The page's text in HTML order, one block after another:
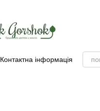
Контактна інформація